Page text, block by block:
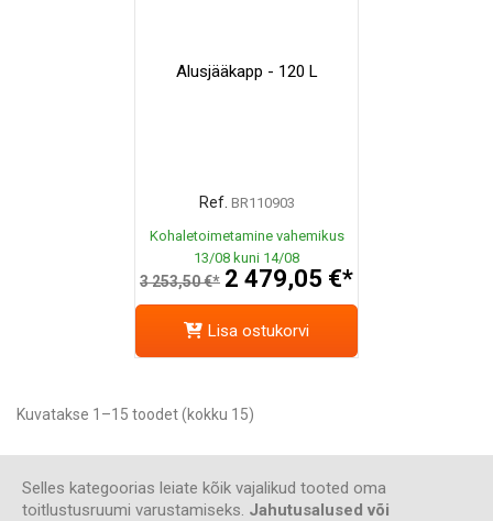
Alusjääkapp - 120 L
Ref. BR110903
Kohaletoimetamine vahemikus
13/08 kuni 14/08
3 253,50 €* 2 479,05 €*
Lisa ostukorvi
Kuvatakse 1–15 toodet (kokku 15)
Selles kategoorias leiate kõik vajalikud tooted oma
toitlustusruumi varustamiseks. Jahutusalused või